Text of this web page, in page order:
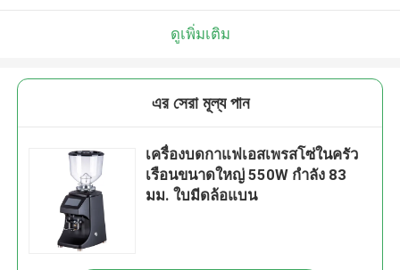
ดูเพิ่มเติม
এর সেরা মূল্য পান
เครื่องบดกาแฟเอสเพรสโซ่ในครัว
เรือนขนาดใหญ่ 550W กำลัง 83
มม. ใบมีดล้อแบน